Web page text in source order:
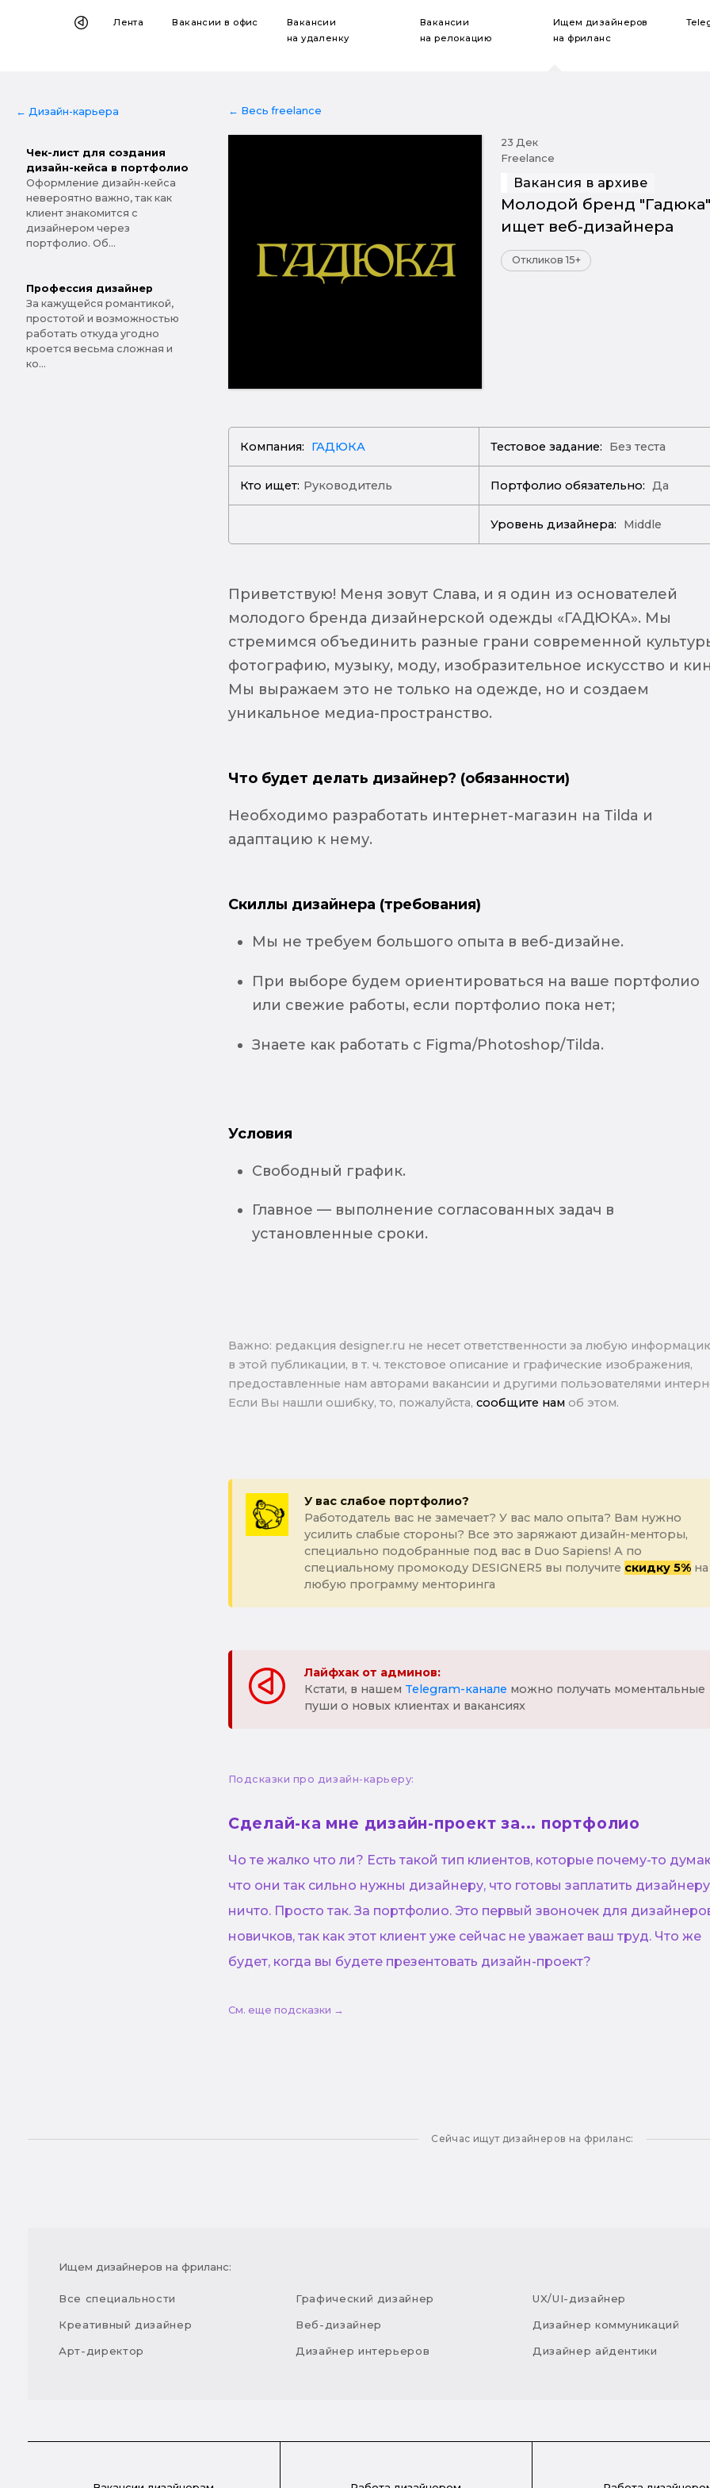
Лента Вакансиив офис
Вакансии
на удаленку
Вакансии
на релокацию
Ищем дизайнеров
на фриланс
← Дизайн-карьера
Чек-лист для создания
дизайн-кейса в портфолио
Оформление дизайн-кейса
невероятно важно, так как
клиент знакомится с
дизайнером через
портфолио. Об...
Профессия дизайнер
За кажущейся романтикой,
простотой и возможностью
работать откуда угодно
кроется весьма сложная и
ко...
← Весь freelance
23 Дек
Freelance
Вакансия в архиве
Молодой бренд "Гадюка"
ищет веб-дизайнера
Откликов 15+
Компания: ГАДЮКА Тестовое задание: Без теста
Кто ищет: Руководитель Портфолио обязательно: Да
Уровень дизайнера: Middle
Приветствую! Меня зовут Слава, и я один из основателей
молодого бренда дизайнерской одежды «ГАДЮКА». Мы
стремимся объединить разные грани современной
фотографию, музыку, моду, изобразительное искусство и
Мы выражаем это не только на одежде, но и создаем
уникальное медиа-пространство.
Что будет делать дизайнер? (обязанности)
Необходимо разработать интернет-магазин на Tilda и
адаптацию к нему.
Скиллы дизайнера (требования)
Мы не требуем большого опыта в веб-дизайне.
При выборе будем ориентироваться на ваше портфолио
или свежие работы, если портфолио пока нет;
Знаете как работать с Figma/Photoshop/Tilda.
Условия
Cвободный график.
Главное — выполнение согласованных задач в
установленные сроки.
Важно: pедакция designer.ru не несет ответственности за любую
в этой публикации, в т. ч. текстовое описание и графические изображения,
предоставленные нам авторами вакансии и другими пользователями
Если Вы нашли ошибку, то, пожалуйста, сообщите нам об этом.
У вас слабое портфолио?
Работодатель вас не замечает? У вас мало опыта? Вам нужно
усилить слабые стороны? Все это заряжают дизайн-менторы,
специально подобранные под вас в Duo Sapiens! А по
специальному промокоду DESIGNER5 вы получите скидку 5%на
любую программу менторинга
Лайфхак от админов:
Кстати, в нашем Telegram-канале можно получать моментальные
пуши о новых клиентах и вакансиях
Подсказки про дизайн-карьеру:
Сделай-ка мне дизайн-проект за... портфолио
Чо те жалко что ли? Есть такой тип клиентов, которые почему-то
что они так сильно нужны дизайнеру, что готовы заплатить
ничто. Просто так. За портфолио. Это первый звоночек для
новичков, так как этот клиент уже сейчас не уважает ваш труд. Что же
будет, когда вы будете презентовать дизайн-проект?
См. еще подсказки →
Сейчас ищут дизайнеров на фриланс:
Ищем дизайнеров на фриланс:
Все специальности Графический дизайнер UX/UI-дизайнер
Креативный дизайнер Веб-дизайнер Дизайнер коммуникаций
Арт-директор Дизайнер интерьеров Дизайнер айдентики